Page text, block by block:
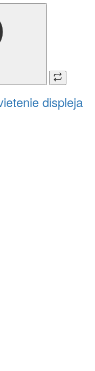
displeja